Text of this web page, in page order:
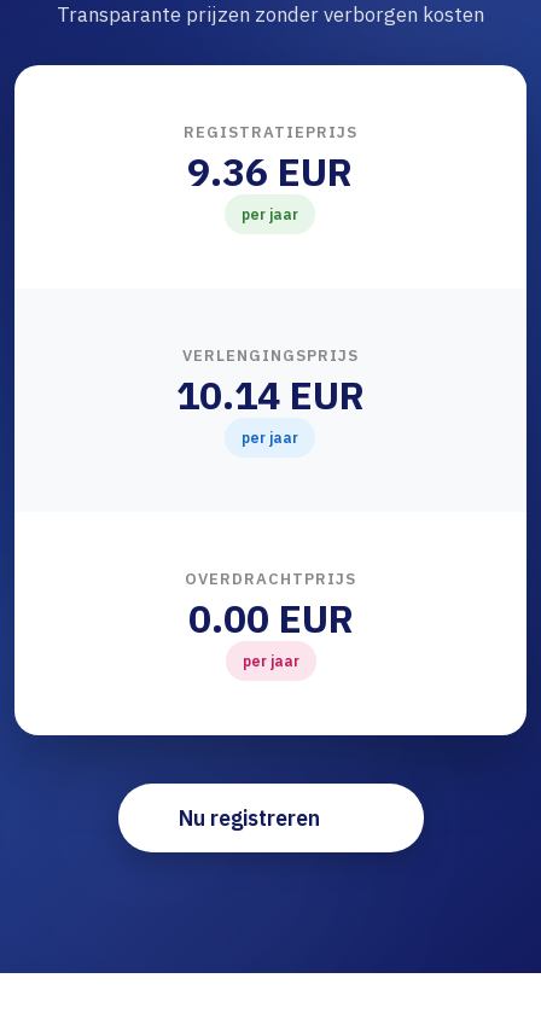
Transparante prijzen zonder verborgen kosten
REGISTRATIEPRIJS
9.36 EUR
per jaar
VERLENGINGSPRIJS
10.14 EUR
per jaar
OVERDRACHTPRIJS
0.00 EUR
per jaar
Nu registreren